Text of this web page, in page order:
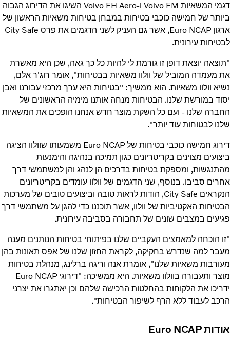
דגמי המשאיות Volvo FM ו-Volvo FH Aero השיגו את הדירוג הגבוה
ביותר של חמישה כוכבי בטיחות במבחן בטיחות משאיות הראשון של
ארגון Euro NCAP, אשר גם העניק לשני הדגמים את פרס City Safe
לבטיחות עירונית.
"תוצאה יוצאת דופן זו גורמת לי להיות כל כך גאה, שכן היא מאשרת
את מעמדה המוביל של וולוו משאיות בבטיחות", אומר רוג'ר אלם,
נשיא וולוו משאיות. הוא ממשיך: "בטיחות היא ערך מרכזי עבורנו ואבן
יסוד במורשת שלנו. הבטיחות מנחה אותנו מימיה הראשונים של
החברה שלנו - ועם כל השקת מוצר חדש אנחנו הופכים את המשאיות
שלנו לבטוחות עוד יותר".
דירוג חמישה כוכבי בטיחות של Euro NCAP משמעותו שוולוו הציגה
ביצועים מצוינים בקריטריונים כגון תמיכה בנהיגה והימנעות
מהתנגשות, ומספקת בטיחות בדרכים הן לנהג והן למשתמשי דרך
אחרים סביבו. בנוסף, שני הדגמים של וולוו עומדים בקריטריונים
הנקראים City Safe, הודות לראות טובה וביצועים טובים של מערכות
הבטיחות האקטיביות של וולוו, אשר תוכננו כדי להגן על משתמשי דרך
פגיעים במצבים שונים של תחבורה בסביבה עירונית.
"זו הוכחה למאמצים העקביים שלנו בפיתוחי בטיחות הנותנים מענה
מעבר למה שנדרש בחקיקה, לקראת החזון שלנו של אפס תאונות בהן
מעורבות משאיות שלנו", אומרת אנה וריגה ברלינג, מנהלת בטיחות
מוצר ותעבורה בוולוו משאיות. היא ממשיכה: "דירוגי Euro NCAP
ידריכו את הלקוחות בהחלטות הרכישה שלהם וכן יאתגרו את יצרני
הרכב לעבוד ללא הרף לשיפור הבטיחות".
אודות Euro NCAP